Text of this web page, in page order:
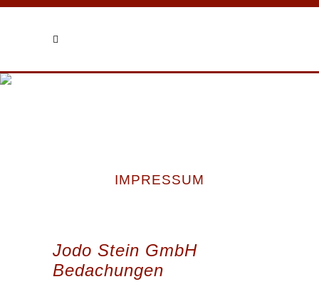
IMPRESSUM
Jodo Stein GmbH
Bedachungen